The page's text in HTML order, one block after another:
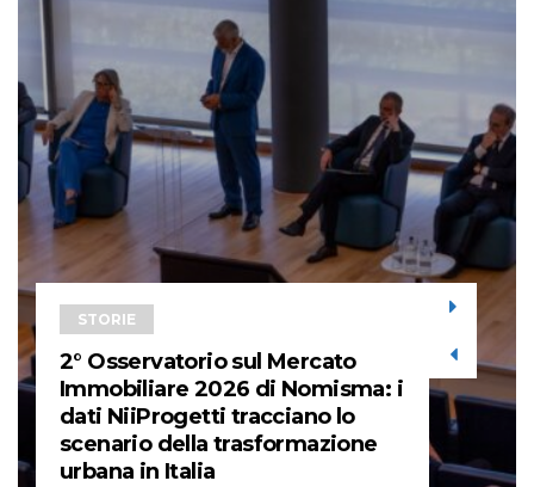
STORIE
2° Osservatorio sul Mercato
Immobiliare 2026 di Nomisma: i
dati NiiProgetti tracciano lo
scenario della trasformazione
urbana in Italia